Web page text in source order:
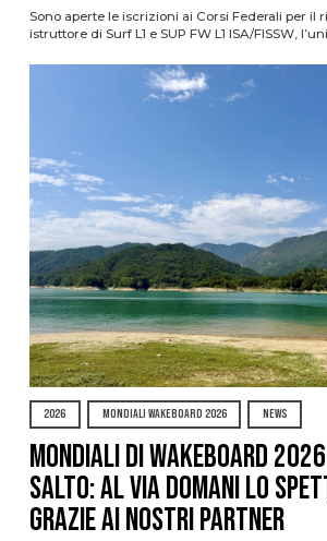
Sono aperte le iscrizioni ai Corsi Federali per il
istruttore di Surf L1 e SUP FW L1 ISA/FISSW,
2026 MONDIALI WAKEBOARD 2026 NEWS
Mondiali di Wakeboard
Salto: al via domani lo
grazie ai nostri Partner